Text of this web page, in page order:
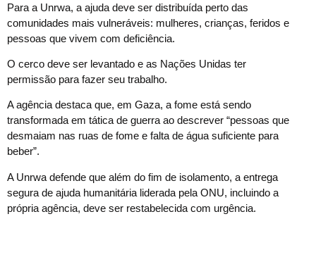
Para a Unrwa, a ajuda deve ser distribuída perto das
comunidades mais vulneráveis: mulheres, crianças, feridos e
pessoas que vivem com deficiência.
O cerco deve ser levantado e as Nações Unidas ter
permissão para fazer seu trabalho.
A agência destaca que, em Gaza, a fome está sendo
transformada em tática de guerra ao descrever “pessoas que
desmaiam nas ruas de fome e falta de água suficiente para
beber”.
A Unrwa defende que além do fim de isolamento, a entrega
segura de ajuda humanitária liderada pela ONU, incluindo a
própria agência, deve ser restabelecida com urgência.